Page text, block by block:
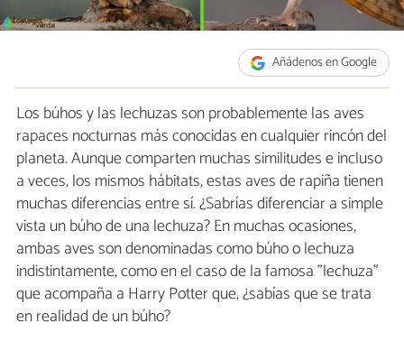
Añádenos en Google
Los búhos y las lechuzas son probablemente las aves
rapaces nocturnas más conocidas en cualquier rincón del
planeta. Aunque comparten muchas similitudes e incluso
a veces, los mismos hábitats, estas aves de rapiña tienen
muchas diferencias entre sí. ¿Sabrías diferenciar a simple
vista un búho de una lechuza? En muchas ocasiones,
ambas aves son denominadas como búho o lechuza
indistintamente, como en el caso de la famosa "lechuza"
que acompaña a Harry Potter que, ¿sabías que se trata
en realidad de un búho?